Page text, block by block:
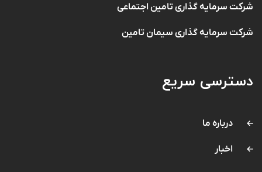
شرکت سرمایه گذاری تامین اجتماعی
شرکت سرمایه گذاری سیمان تامین
دسترسی سریع
درباره ما
اخبار